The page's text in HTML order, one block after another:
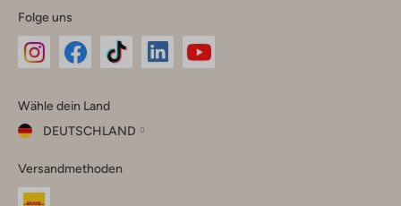
Folge uns
Instagram
Facebook
TikTok
Wähle dein Land
DEUTSCHLAND
dein
Land
Versandmethoden